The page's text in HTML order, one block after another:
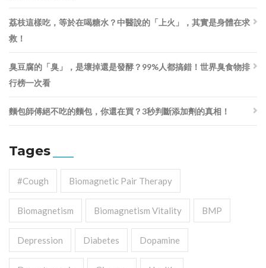
荔枝這樣吃，等於在喝糖水？中醫說的「上火」，其實是身體在求
救！
臭豆腐的「臭」，是壞掉還是發酵？99%人都搞錯！世界臭食物排
行榜一次看
麵包師傅絕不吃的麵包，你還在買？3秒判斷添加劑的真相！
Tages
#cough Biomagnetic Pair Therapy
Biomagnetism Biomagnetism Vitality BMP
Depression Diabetes Dopamine